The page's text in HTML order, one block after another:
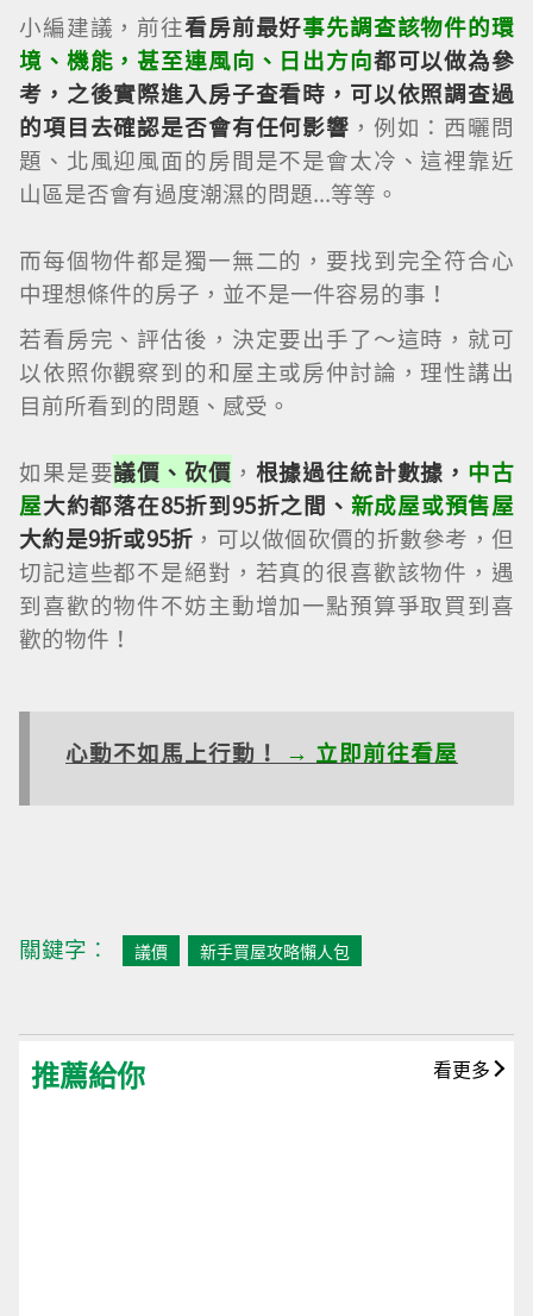
小編建議，前往看房前最好事先調查該物件的環
境、機能，甚至連風向、日出方向都可以做為參
考 ，之後實際進入房子查看時，可以依照調查過
的項目去確認是否會有任何影響 ，例如：西曬問
題、北風迎風面的房間是不是會太冷、這裡靠近
山區是否會有過度潮濕的問題...等等。
而每個物件都是獨一無二的，要找到完全符合心
中理想條件的房子，並不是一件容易的事！
若看房完、評估後，決定要出手了～這時，就可
以依照你觀察到的和屋主或房仲討論，理性講出
目前所看到的問題、感受。
如果是要議價、砍價 ， 根據過往統計數據， 中古
屋大約都落在85折到95折之間、 新成屋或預售屋
大約是9折或95折 ，可以做個砍價的折數參考，但
切記這些都不是絕對，若真的很喜歡該物件，遇
到喜歡的物件不妨主動增加一點預算爭取買到喜
歡的物件！
心動不如馬上行動！ → 立即前往看屋
關鍵字︰ 議價 新手買屋攻略懶人包
推薦給你 看更多